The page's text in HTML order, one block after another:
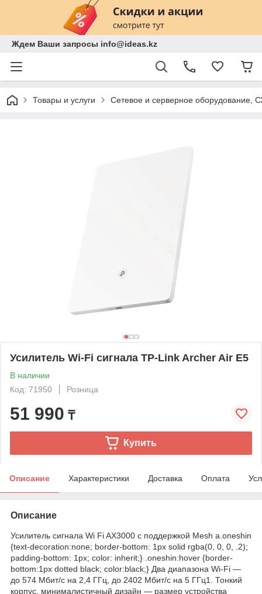
Ждем Ваши запросы info@ideas.kz
Товары и услуги Сетевое и серверное оборудование,
Усилитель Wi-Fi сигнала TP-Link Archer Air E5
В наличии
Код: 71950
Розница
51 990 ₸
Купить
Описание Характеристики Доставка Оплата
Описание
Усилитель сигнала Wi Fi AX3000 с поддержкой Mesh a.oneshin
{text-decoration:none; border-bottom: 1px solid rgba(0, 0, 0, .2);
padding-bottom: 1px; color: inherit;} .oneshin:hover {border-
bottom:1px dotted black; color:black;} Два диапазона Wi-Fi —
до 574 Мбит/с на 2,4 ГГц, до 2402 Мбит/с на 5 ГГц1. Тонкий
корпус, минималистичный дизайн — размер устройства